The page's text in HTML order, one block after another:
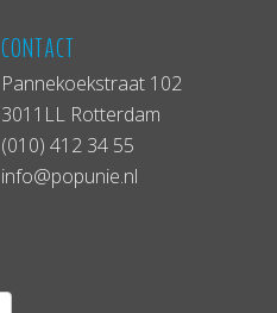
CONTACT
Pannekoekstraat 102
3011LL Rotterdam
(010) 412 34 55
info@popunie.nl